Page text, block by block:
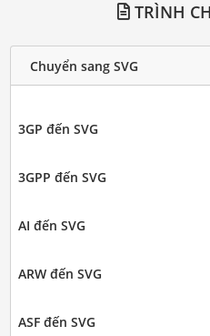
TRÌNH
Chuyển sang SVG
3GP đến SVG
3GPP đến SVG
AI đến SVG
ARW đến SVG
ASF đến SVG